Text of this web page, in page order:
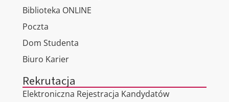
Biblioteka ONLINE
Poczta
Dom Studenta
Biuro Karier
Rekrutacja
Elektroniczna Rejestracja Kandydatów